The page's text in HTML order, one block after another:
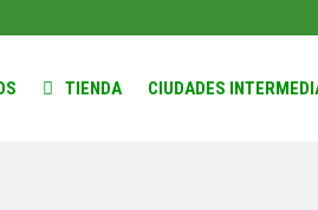
TIENDA CIUDADES